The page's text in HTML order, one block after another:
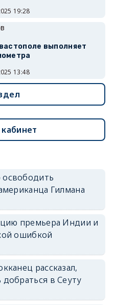
19:28
выполняет
13:48
Гилмана
премьера Индии и
ошибкой
рассказал,
в Сеуту